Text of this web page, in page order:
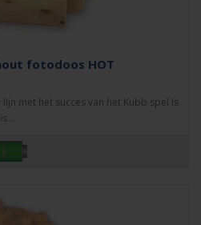
fotodoos HOT
met het succes van het Kubb spel is
..